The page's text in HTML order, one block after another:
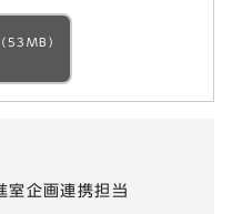
（53MB）
企画連携担当